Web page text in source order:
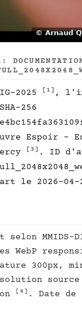
2025 [1] ,
256
Espoir -
[3] . ID
le 2026-04-
selon MMIDS-
WebP
300px,
[4] . Date de